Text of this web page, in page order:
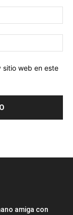
sitio web en este
amiga con